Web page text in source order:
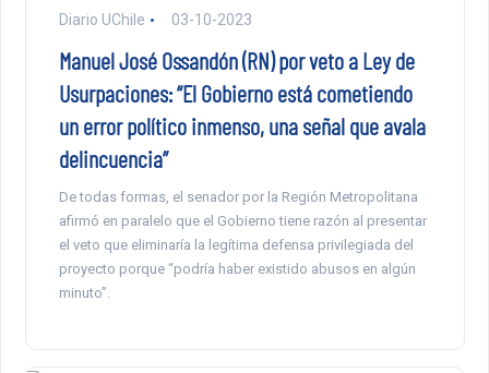
Diario UChile 03-10-2023
Manuel José Ossandón (RN) por veto a Ley de
Usurpaciones: “El Gobierno está cometiendo
un error político inmenso, una señal que avala
delincuencia”
De todas formas, el senador por la Región Metropolitana
afirmó en paralelo que el Gobierno tiene razón al presentar
el veto que eliminaría la legítima defensa privilegiada del
proyecto porque “podría haber existido abusos en algún
minuto”.